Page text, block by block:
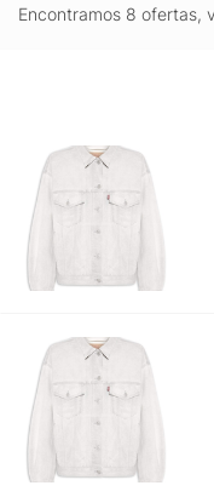
Encontramos 8 ofertas,